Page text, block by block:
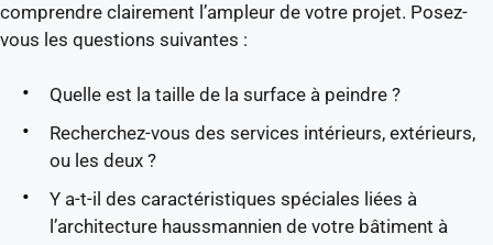
comprendre clairement l’ampleur de votre projet. Posez-
vous les questions suivantes :
Quelle est la taille de la surface à peindre ?
Recherchez-vous des services intérieurs, extérieurs,
ou les deux ?
Y a-t-il des caractéristiques spéciales liées à
l’architecture haussmannien de votre bâtiment à